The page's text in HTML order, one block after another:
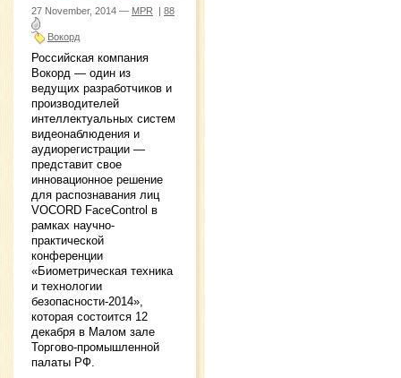
27 November, 2014 — MPR | 88
Вокорд
Российская компания
Вокорд — один из
ведущих разработчиков и
производителей
интеллектуальных систем
видеонаблюдения и
аудиорегистрации —
представит свое
инновационное решение
для распознавания лиц
VOCORD FaceControl в
рамках научно-
практической
конференции
«Биометрическая техника
и технологии
безопасности-2014»,
которая состоится 12
декабря в Малом зале
Торгово-промышленной
палаты РФ.